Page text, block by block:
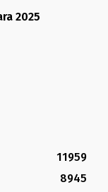
2025
11959
8945